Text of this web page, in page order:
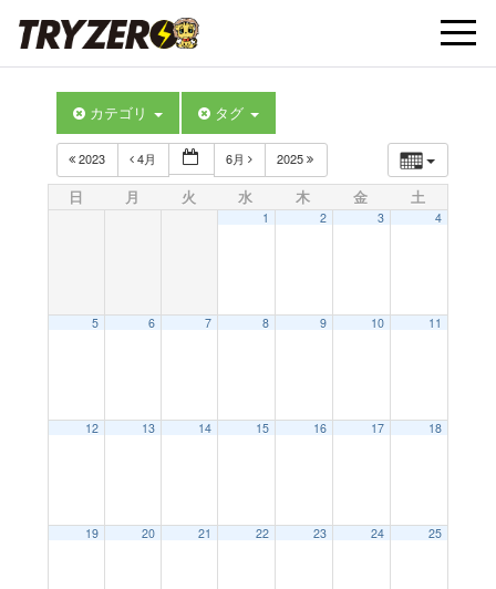
t
カテゴリ タグ
2023 4月 6月 2025
日 月 火 水 木 金 土
1 2 3 4
5 6 7 8 9 10 11
12 13 14 15 16 17 18
19 20 21 22 23 24 25